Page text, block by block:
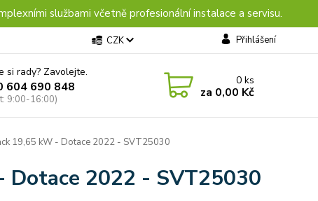
službami včetně profesionální instalace a servisu.
CZK Přihlášení
si rady? Zavolejte.
604 690 848
9:00-16:00)
0ks
za 0,00 Kč
19,65 kW - Dotace 2022 - SVT25030
2022 - SVT25030